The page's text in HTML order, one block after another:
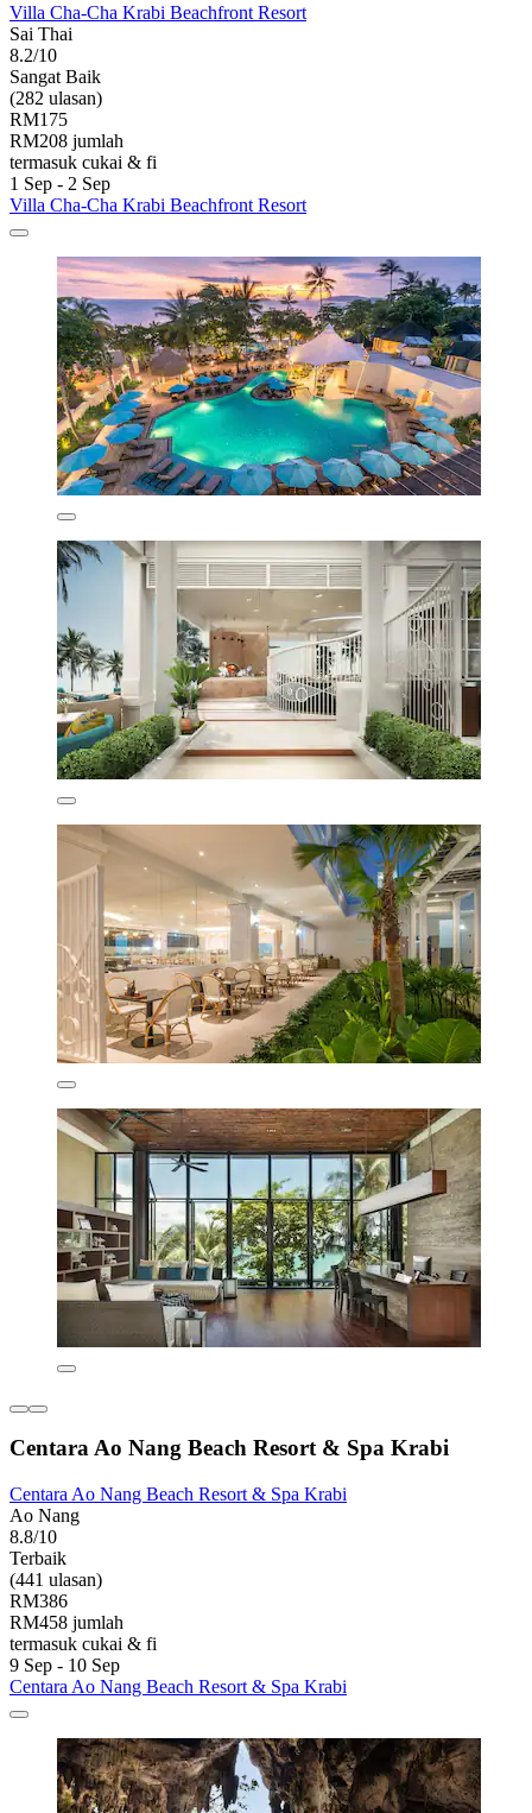
Villa Cha-Cha Krabi Beachfront Resort
Sai Thai
8.2/10
Sangat Baik
(282 ulasan)
RM175
RM208 jumlah
termasuk cukai & fi
1 Sep - 2 Sep
Villa Cha-Cha Krabi Beachfront Resort
Centara Ao Nang Beach Resort & Spa Krabi
Centara Ao Nang Beach Resort & Spa Krabi
Ao Nang
8.8/10
Terbaik
(441 ulasan)
RM386
RM458 jumlah
termasuk cukai & fi
9 Sep - 10 Sep
Centara Ao Nang Beach Resort & Spa Krabi